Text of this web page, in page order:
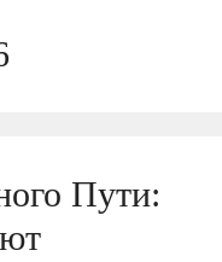
Пути: